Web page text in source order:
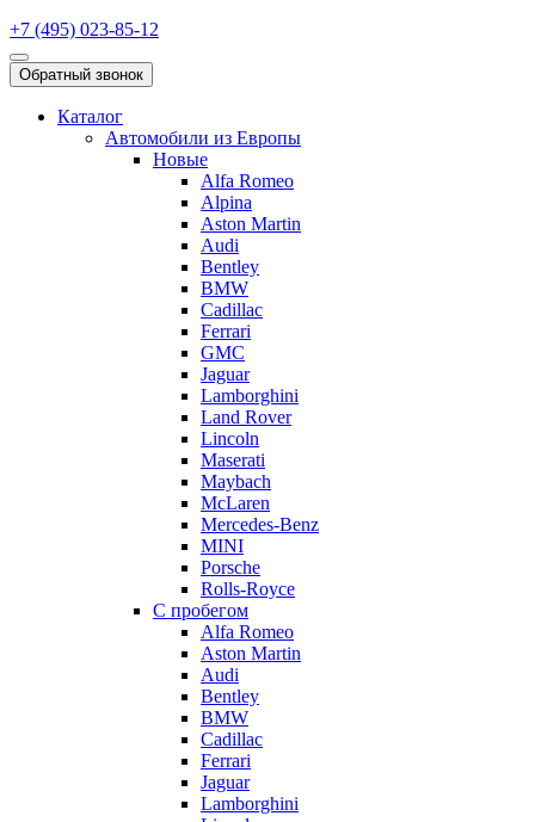
+7 (495) 023-85-12
Обратный звонок
Каталог
Автомобили из Европы
Новые
Alfa Romeo
Alpina
Aston Martin
Audi
Bentley
BMW
Cadillac
Ferrari
GMC
Jaguar
Lamborghini
Land Rover
Lincoln
Maserati
Maybach
McLaren
Mercedes-Benz
MINI
Porsche
Rolls-Royce
С пробегом
Alfa Romeo
Aston Martin
Audi
Bentley
BMW
Cadillac
Ferrari
Jaguar
Lamborghini